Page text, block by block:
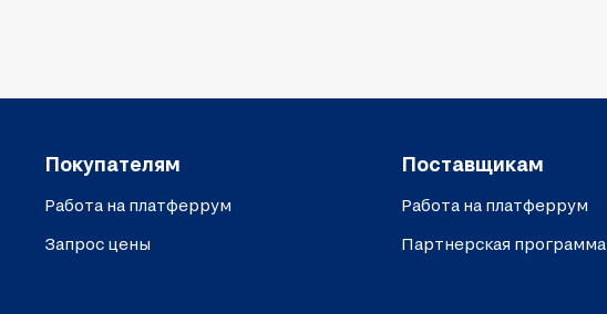
Покупателям
Работа на платферрум
Запрос цены
Поставщикам
Работа на платферрум
Партнерская программа